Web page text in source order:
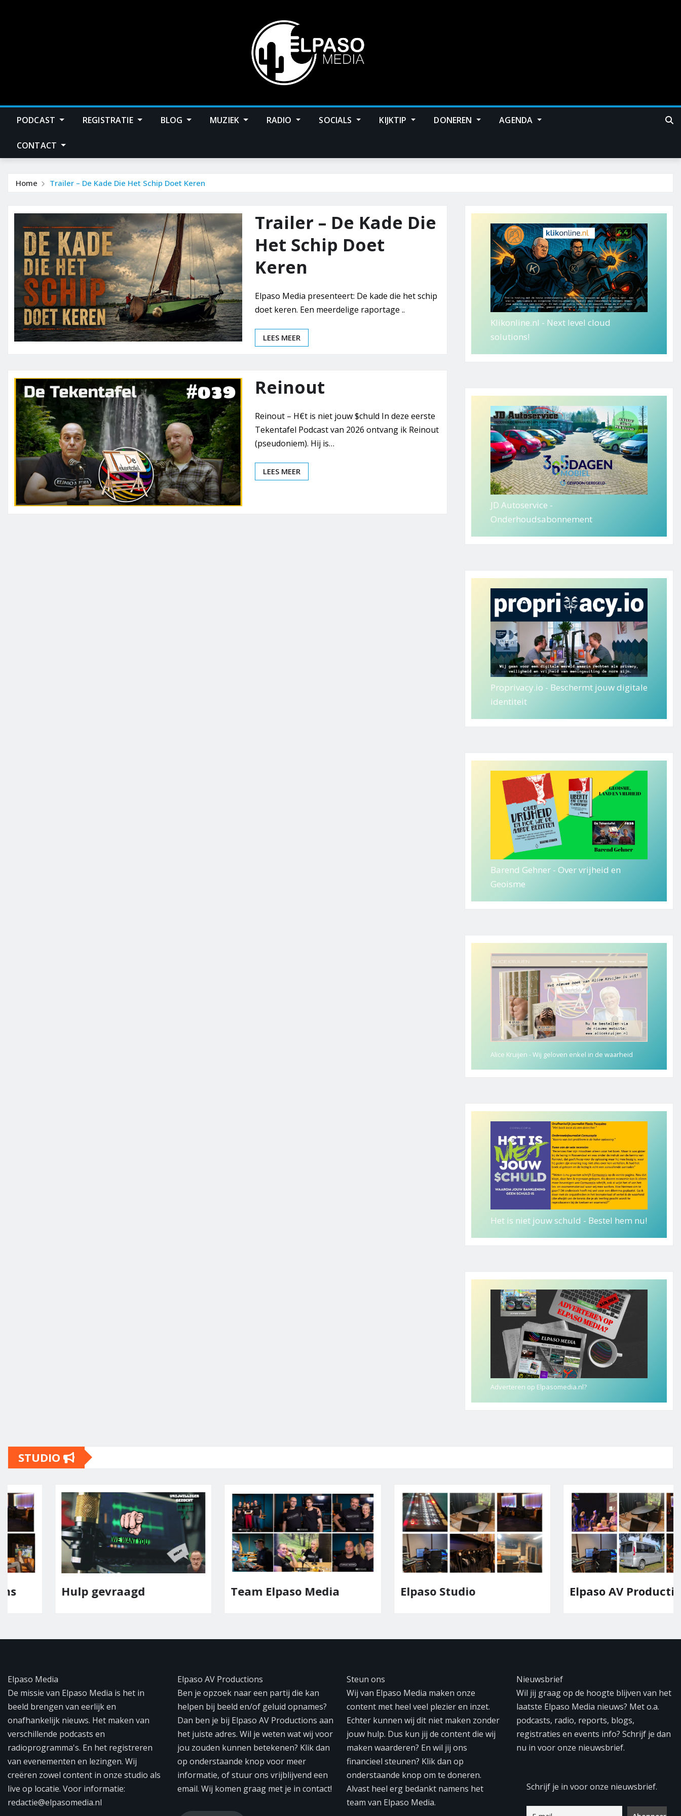
PODCAST REGISTRATIE BLOG MUZIEK RADIO SOCIALS KIJKTIP DONEREN AGENDA
CONTACT
Home Trailer – De Kade Die Het Schip Doet Keren
Trailer – De Kade Die
Het Schip Doet
Keren
Elpaso Media presenteert: De kade die het schip
doet keren. Een meerdelige raportage ..
LEES MEER
Reinout
Reinout – H€t is niet jouw $chuld In deze eerste
Tekentafel Podcast van 2026 ontvang ik Reinout
(pseudoniem). Hij is…
LEES MEER
Klikonline.nl - Next level cloud
solutions!
JD Autoservice -
Onderhoudsabonnement
Proprivacy.io - Beschermt jouw digitale
identiteit
Barend Gehner - Over vrijheid en
Geoisme
Alice Kruijen - Wij geloven enkel in de waarheid
Het is niet jouw schuld - Bestel hem nu!
Adverteren op Elpasomedia.nl?
STUDIO
Hulp gevraagd Team Elpaso Media Elpaso Studio Elpaso AV Productions
Elpaso Media
De missie van Elpaso Media is het in
beeld brengen van eerlijk en
onafhankelijk nieuws. Het maken van
verschillende podcasts en
radioprogramma's. En het registreren
van evenementen en lezingen. Wij
creëren zowel content in onze studio als
live op locatie. Voor informatie:
redactie@elpasomedia.nl
Elpaso AV Productions
Ben je opzoek naar een partij die kan
helpen bij beeld en/of geluid opnames?
Dan ben je bij Elpaso AV Productions aan
het juiste adres. Wil je weten wat wij voor
jou zouden kunnen betekenen? Klik dan
op onderstaande knop voor meer
informatie, of stuur ons vrijblijvend een
email. Wij komen graag met je in contact!
Steun ons
Wij van Elpaso Media maken onze
content met heel veel plezier en inzet.
Echter kunnen wij dit niet maken zonder
jouw hulp. Dus kun jij de content die wij
maken waarderen? En wil jij ons
financieel steunen? Klik dan op
onderstaande knop om te doneren.
Alvast heel erg bedankt namens het
team van Elpaso Media.
Nieuwsbrief
Wil jij graag op de hoogte blijven van het
laatste Elpaso Media nieuws? Met o.a.
podcasts, radio, reports, blogs,
registraties en events info? Schrijf je dan
nu in voor onze nieuwsbrief.
Schrijf je in voor onze nieuwsbrief.